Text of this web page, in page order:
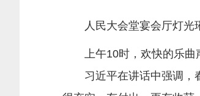
人民大会堂宴会厅灯光璀
上午10时，欢快的乐曲声
习近平在讲话中强调，春